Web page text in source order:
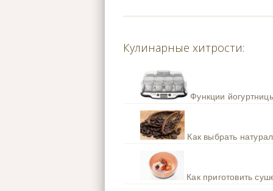
Кулинарные хитрости:
Функции
Как выбрать
Как приготовить